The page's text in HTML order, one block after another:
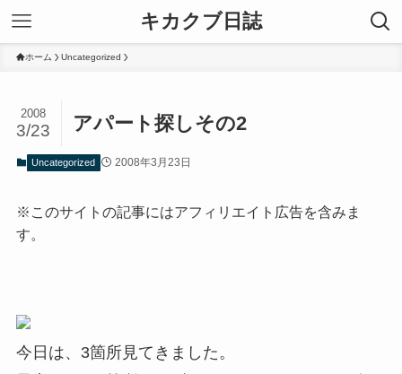
キカクブ日誌
ホーム Uncategorized
アパート探しその2
2008
3/23
Uncategorized 2008年3月23日
※このサイトの記事にはアフィリエイト広告を含みま
す。
今日は、3箇所見てきました。